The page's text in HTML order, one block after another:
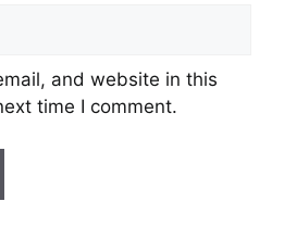
and website in this
time I comment.